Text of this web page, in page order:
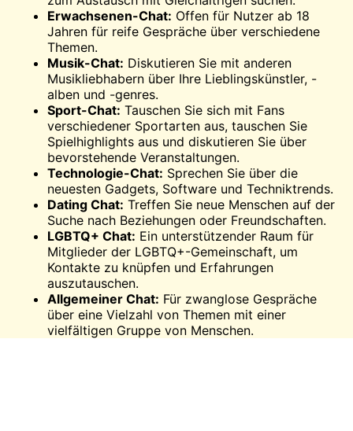
Erwachsenen-Chat: Offen für Nutzer ab 18
Jahren für reife Gespräche über verschiedene
Themen.
Musik-Chat: Diskutieren Sie mit anderen
Musikliebhabern über Ihre Lieblingskünstler, -
alben und -genres.
Sport-Chat: Tauschen Sie sich mit Fans
verschiedener Sportarten aus, tauschen Sie
Spielhighlights aus und diskutieren Sie über
bevorstehende Veranstaltungen.
Technologie-Chat: Sprechen Sie über die
neuesten Gadgets, Software und Techniktrends.
Dating Chat: Treffen Sie neue Menschen auf der
Suche nach Beziehungen oder Freundschaften.
LGBTQ+ Chat: Ein unterstützender Raum für
Mitglieder der LGBTQ+-Gemeinschaft, um
Kontakte zu knüpfen und Erfahrungen
auszutauschen.
Allgemeiner Chat: Für zwanglose Gespräche
über eine Vielzahl von Themen mit einer
vielfältigen Gruppe von Menschen.